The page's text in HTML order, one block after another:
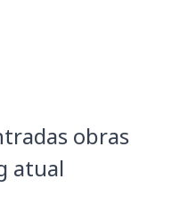
obras
atual